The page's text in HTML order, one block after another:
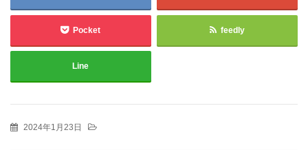
Pocket feedly
Line
2024年1月23日